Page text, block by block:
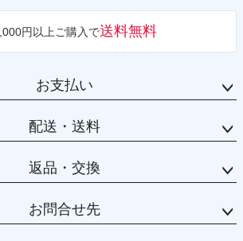
円以上ご購入で送料無料
お支払い
配送・送料
返品・交換
お問合せ先